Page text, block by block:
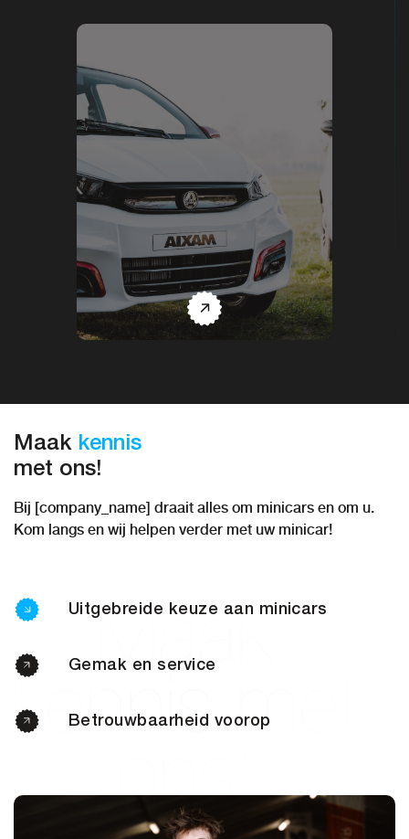
Maak kennis
met ons!
Bij [company_name] draait alles om minicars en om u.
Kom langs en wij helpen verder met uw minicar!
Uitgebreide keuze aan minicars
Gemak en service
Betrouwbaarheid voorop